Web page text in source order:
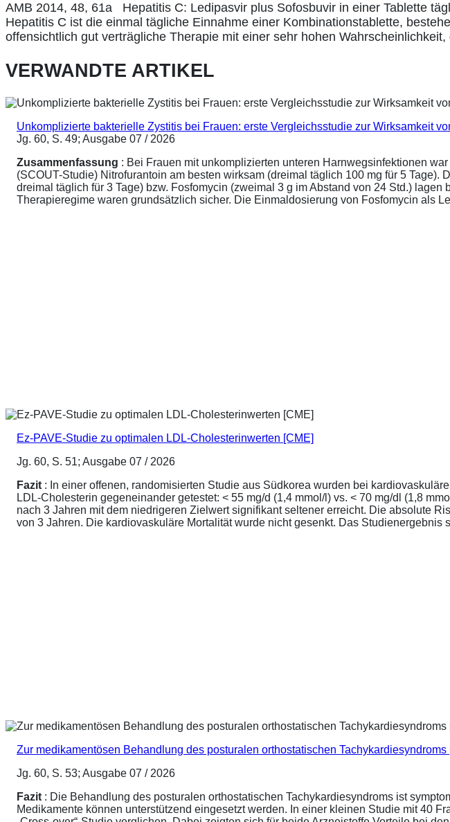
AMB 2014, 48, 61a Hepatitis C: Ledipasvir plus Sofosbuvir in einer Tablette
Hepatitis C ist die einmal tägliche Einnahme einer Kombinationstablette,
offensichtlich gut verträgliche Therapie mit einer sehr hohen
VERWANDTE ARTIKEL
Unkomplizierte bakterielle Zystitis bei Frauen: erste Vergleichsstudie zur Wirksamkeit
Jg. 60, S. 49; Ausgabe 07 / 2026
Zusammenfassung : Bei Frauen mit unkomplizierten unteren Harnwegsinfektionen
(SCOUT-Studie) Nitrofurantoin am besten wirksam (dreimal täglich 100 mg für 5
dreimal täglich für 3 Tage) bzw. Fosfomycin (zweimal 3 g im Abstand von 24 Std.)
Therapieregime waren grundsätzlich sicher. Die Einmaldosierung von Fosfomycin als
Ez-PAVE-Studie zu optimalen LDL-Cholesterinwerten [CME]
Jg. 60, S. 51; Ausgabe 07 / 2026
Fazit : In einer offenen, randomisierten Studie aus Südkorea wurden bei
LDL-Cholesterin gegeneinander getestet: < 55 mg/d (1,4 mmol/l) vs. < 70 mg/dl (1,8
nach 3 Jahren mit dem niedrigeren Zielwert signifikant seltener erreicht. Die absolute
von 3 Jahren. Die kardiovaskuläre Mortalität wurde nicht gesenkt. Das
Zur medikamentösen Behandlung des posturalen orthostatischen Tachykardiesyndroms
Jg. 60, S. 53; Ausgabe 07 / 2026
Fazit : Die Behandlung des posturalen orthostatischen Tachykardiesyndroms ist
Medikamente können unterstützend eingesetzt werden. In einer kleinen Studie mit 40